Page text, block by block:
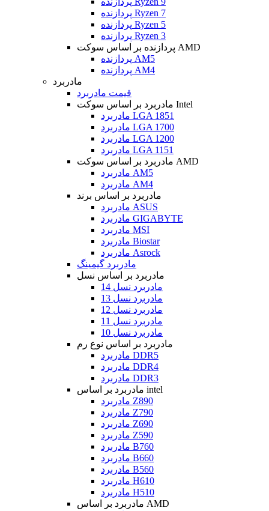
پردازنده Ryzen 7
پردازنده Ryzen 5
پردازنده Ryzen 3
پردازنده بر اساس سوکت AMD
پردازنده AM5
پردازنده AM4
مادربرد
قیمت مادربرد
مادربرد بر اساس سوکت Intel
مادربرد LGA 1851
مادربرد LGA 1700
مادربرد LGA 1200
مادربرد LGA 1151
مادربرد بر اساس سوکت AMD
مادربرد AM5
مادربرد AM4
مادربرد بر اساس برند
مادربرد ASUS
مادربرد GIGABYTE
مادربرد MSI
مادربرد Biostar
مادربرد Asrock
مادربرد گیمینگ
مادربرد بر اساس نسل
مادربرد نسل 14
مادربرد نسل 13
مادربرد نسل 12
مادربرد نسل 11
مادربرد نسل 10
مادربرد بر اساس نوع رم
مادربرد DDR5
مادربرد DDR4
مادربرد DDR3
مادربرد بر اساس intel
مادربرد Z890
مادربرد Z790
مادربرد Z690
مادربرد Z590
مادربرد B760
مادربرد B660
مادربرد B560
مادربرد H610
مادربرد H510
مادربرد بر اساس AMD